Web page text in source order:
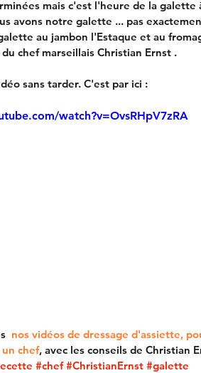
mais c'est l'heure de la galette
avons notre galette ... pas
au jambon l'Estaque et au
chef marseillais Christian Ernst .
sans tarder. C'est par ici :
watch?v=OvsRHpV7zRA
nos vidéos de dressage d'assiette,
chef, avec les conseils de Christian
#chef #ChristianErnst #galette